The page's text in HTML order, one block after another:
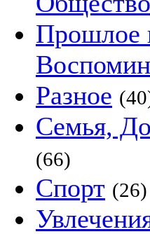
Прошлое
Разное
Семья,
(66)
Спорт (26)